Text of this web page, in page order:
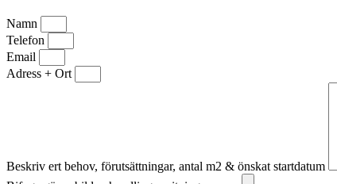
Namn
Telefon
Email
Adress + Ort
Beskriv ert behov, förutsättningar, antal m2 & önskat startdatum